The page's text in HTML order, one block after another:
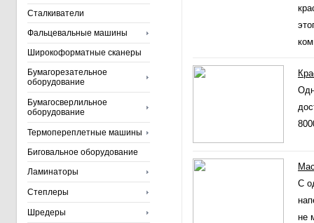
Сталкиватели
Фальцевальные машины
Широкоформатные сканеры
Бумагорезательное
оборудование
Бумагосверлильное
оборудование
Термопереплетные машины
Биговальное оборудование
Ламинаторы
Степлеры
Шредеры
С
не